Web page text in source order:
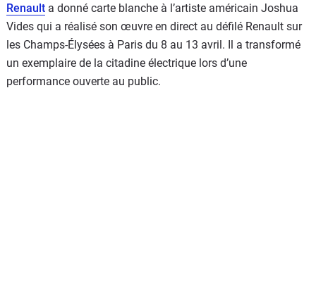
Renault a donné carte blanche à l’artiste américain Joshua
Vides qui a réalisé son œuvre en direct au défilé Renault sur
les Champs-Élysées à Paris du 8 au 13 avril. Il a transformé
un exemplaire de la citadine électrique lors d’une
performance ouverte au public.